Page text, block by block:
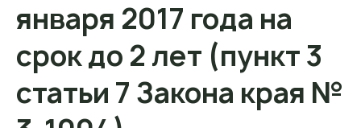
января 2017 года на
срок до 2 лет (пункт 3
статьи 7 Закона края №